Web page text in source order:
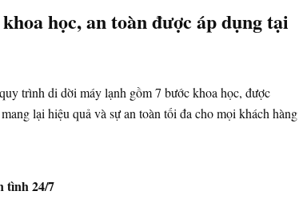
học, an toàn được áp dụng tại
trình di dời máy lạnh gồm 7 bước khoa học, được
lại hiệu quả và sự an toàn tối đa cho mọi khách hàng
tình 24/7